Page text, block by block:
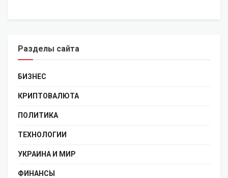
Разделы сайта
БИЗНЕС
КРИПТОВАЛЮТА
ПОЛИТИКА
ТЕХНОЛОГИИ
УКРАИНА И МИР
ФИНАНСЫ